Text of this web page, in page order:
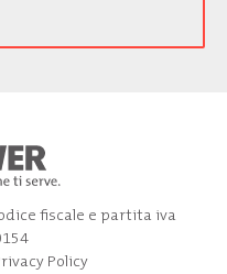
fiscale e partita iva
Policy